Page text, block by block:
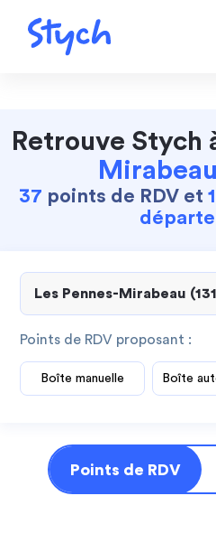
Retrouve Stych
37 points de RDV et 1
Points de RDV proposant :
Boîte manuelle Boîte
Points de RDV